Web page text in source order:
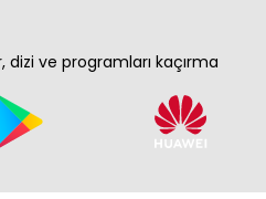
dizi ve programları kaçırma